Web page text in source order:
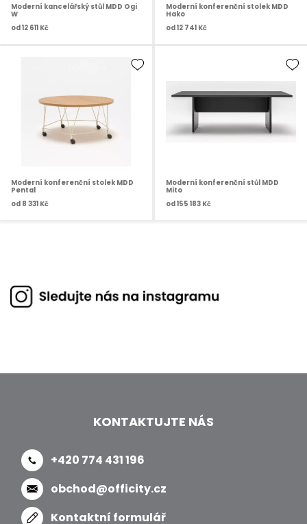
Moderní kancelářský stůl MDD Ogi
W
od12 611 Kč
Moderní konferenční stolek MDD
Hako
od12 741 Kč
Moderní konferenční stolek MDD
Pental
od 8 331 Kč
Moderní konferenční stůl MDD
Mito
od155 183 Kč
KONTAKTUJTE NÁS
+420 774 431 196
obchod@officity.cz
Kontaktní formulář